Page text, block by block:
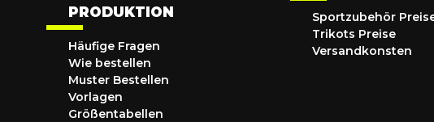
PRODUKTION
Häufige Fragen
Wie bestellen
Muster Bestellen
Vorlagen
Größentabellen
Sportzubehör
Trikots Preise
Versandkonsten